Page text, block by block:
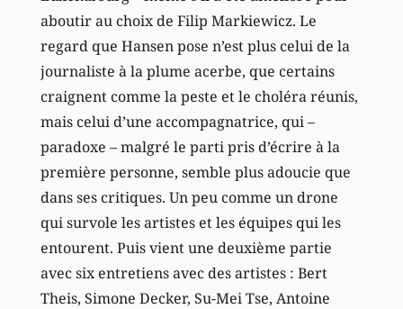
aboutir au choix de Filip Markiewicz. Le
regard que Hansen pose n’est plus celui de la
journaliste à la plume acerbe, que certains
craignent comme la peste et le choléra réunis,
mais celui d’une accompagnatrice, qui –
paradoxe – malgré le parti pris d’écrire à la
première personne, semble plus adoucie que
dans ses critiques. Un peu comme un drone
qui survole les artistes et les équipes qui les
entourent. Puis vient une deuxième partie
avec six entretiens avec des artistes : Bert
Theis, Simone Decker, Su-Mei Tse, Antoine